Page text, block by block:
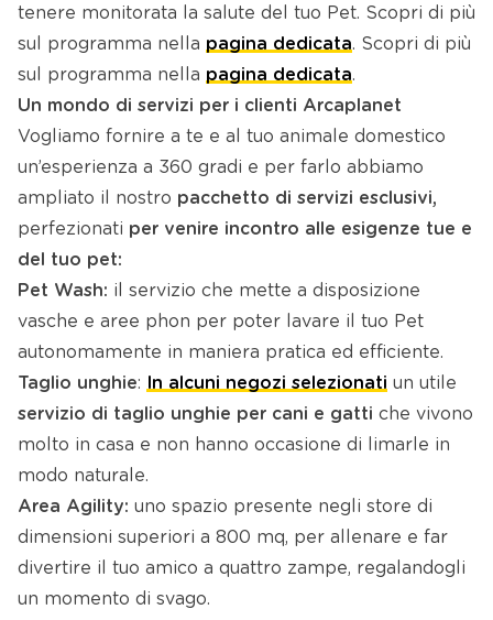
tenere monitorata la salute del tuo Pet. Scopri di più
sul programma nella pagina dedicata. Scopri di più
sul programma nella pagina dedicata.
Un mondo di servizi per i clienti Arcaplanet
Vogliamo fornire a te e al tuo animale domestico
un’esperienza a 360 gradi e per farlo abbiamo
ampliato il nostro pacchetto di servizi esclusivi,
perfezionati per venire incontro alle esigenze tue e
del tuo pet:
Pet Wash: il servizio che mette a disposizione
vasche e aree phon per poter lavare il tuo Pet
autonomamente in maniera pratica ed efficiente.
Taglio unghie: In alcuni negozi selezionati un utile
servizio di taglio unghie per cani e gatti che vivono
molto in casa e non hanno occasione di limarle in
modo naturale.
Area Agility: uno spazio presente negli store di
dimensioni superiori a 800 mq, per allenare e far
divertire il tuo amico a quattro zampe, regalandogli
un momento di svago.